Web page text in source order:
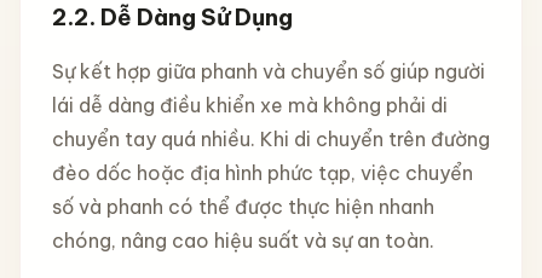
2.2. Dễ Dàng Sử Dụng
Sự kết hợp giữa phanh và chuyển số giúp người
lái dễ dàng điều khiển xe mà không phải di
chuyển tay quá nhiều. Khi di chuyển trên đường
đèo dốc hoặc địa hình phức tạp, việc chuyển
số và phanh có thể được thực hiện nhanh
chóng, nâng cao hiệu suất và sự an toàn.